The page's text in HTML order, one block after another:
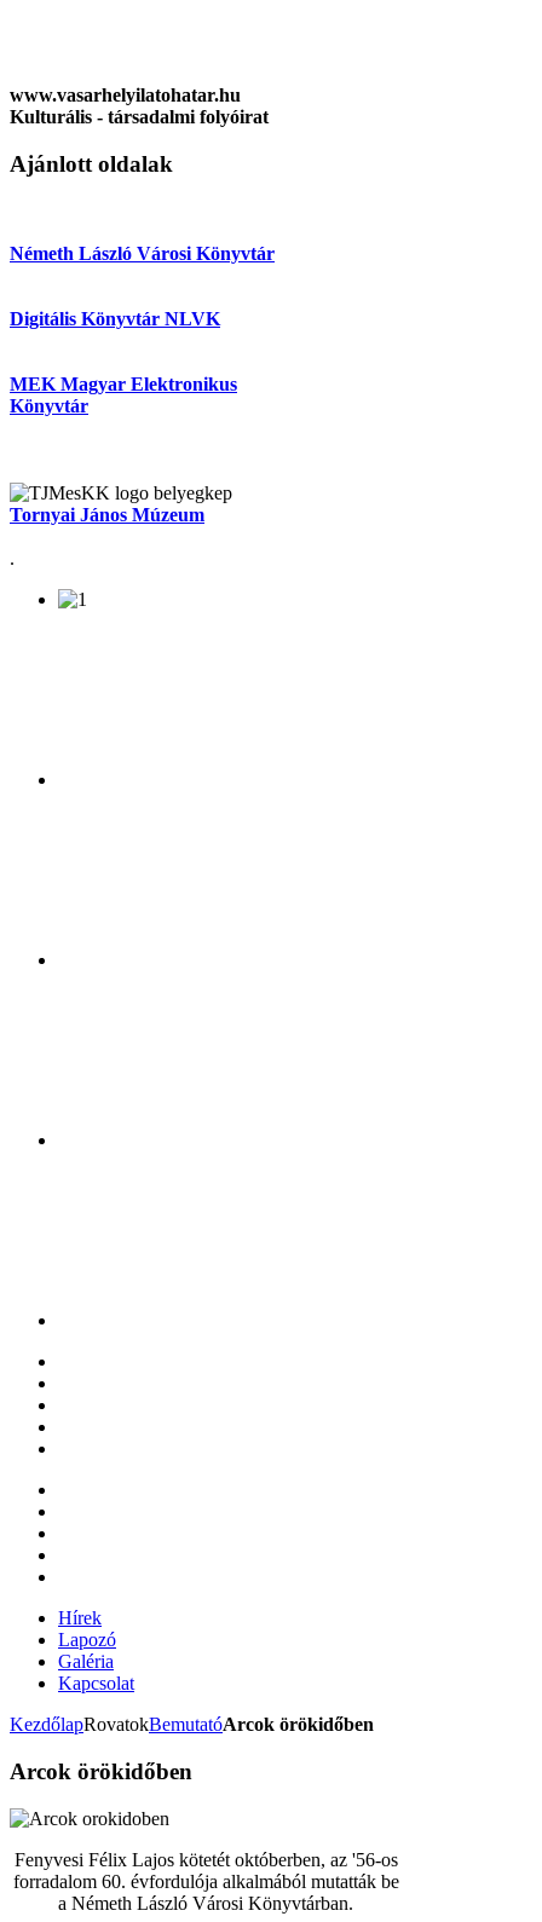
www.vasarhelyilatohatar.hu
Kulturális - társadalmi folyóirat
Ajánlott oldalak
Németh László Városi Könyvtár
Digitális Könyvtár NLVK
MEK Magyar Elektronikus
Könyvtár
Tornyai János Múzeum
.
Hírek
Lapozó
Galéria
Kapcsolat
KezdőlapRovatokBemutatóArcok örökidőben
Arcok örökidőben
Fenyvesi Félix Lajos kötetét októberben, az '56-os
forradalom 60. évfordulója alkalmából mutatták be
a Németh László Városi Könyvtárban.